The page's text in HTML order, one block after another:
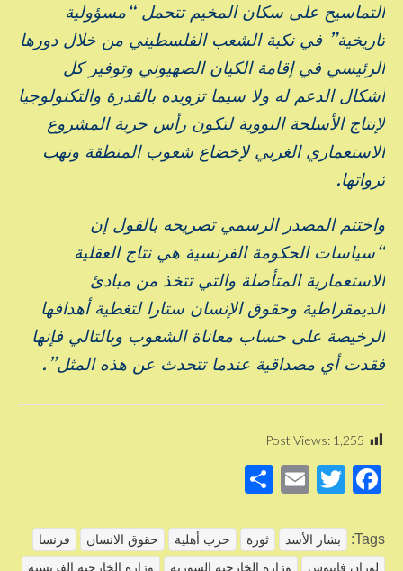
التماسيح على سكان المخيم تتحمل “مسؤولية
تاريخية” في نكبة الشعب الفلسطيني من خلال دورها
الرئيسي في إقامة الكيان الصهيوني وتوفير كل
أشكال الدعم له ولا سيما تزويده بالقدرة والتكنولوجيا
لإنتاج الأسلحة النووية لتكون رأس حربة المشروع
الاستعماري الغربي لإخضاع شعوب المنطقة ونهب
ثرواتها.
واختتم المصدر الرسمي تصريحه بالقول إن
“سياسات الحكومة الفرنسية هي نتاج العقلية
الاستعمارية المتأصلة والتي تتخذ من مبادئ
الديمقراطية وحقوق الإنسان ستارا لتغطية أهدافها
الرخيصة على حساب معاناة الشعوب وبالتالي فإنها
فقدت أي مصداقية عندما تتحدث عن هذه المثل”.
Post Views: 1,255
F
c
T
tt
E
ail
ar
Tags: بشار الأسد ثورة حرب أهلية حقوق الانسان
فرنسا
لوران فابيوس
وزارة الخارجية السورية وزارة الخارجية الفرنسية